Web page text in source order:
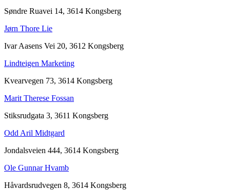
Søndre Ruavei 14, 3614 Kongsberg
Jørn Thore Lie
Ivar Aasens Vei 20, 3612 Kongsberg
Lindteigen Marketing
Kvearvegen 73, 3614 Kongsberg
Marit Therese Fossan
Stiksrudgata 3, 3611 Kongsberg
Odd Aril Midtgard
Jondalsveien 444, 3614 Kongsberg
Ole Gunnar Hvamb
Håvardsrudvegen 8, 3614 Kongsberg